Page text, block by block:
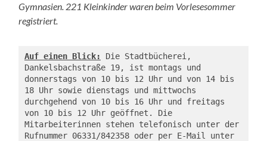
Gymnasien. 221 Kleinkinder waren beim Vorlesesommer
registriert.
Auf einen Blick:
Die Stadtbücherei,
Dankelsbachstraße 19, ist montags und
donnerstags von 10 bis 12 Uhr und von 14 bis
18 Uhr sowie dienstags und mittwochs
durchgehend von 10 bis 16 Uhr und freitags
von 10 bis 12 Uhr geöffnet. Die
Mitarbeiterinnen stehen telefonisch unter der
Rufnummer 06331/842358 oder per E-Mail unter